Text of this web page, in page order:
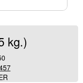
kg.)